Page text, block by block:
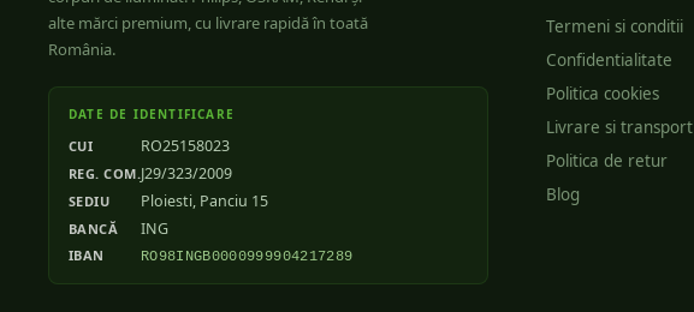
alte mărci premium, cu livrare rapidă în toată
România.
DATE DE IDENTIFICARE
CUI RO25158023
REG. COM.J29/323/2009
SEDIU Ploiesti, Panciu 15
BANCĂ ING
IBAN RO98INGB0000999904217289
Termeni si conditii
Confidentialitate
Politica cookies
Livrare si transport
Politica de retur
Blog